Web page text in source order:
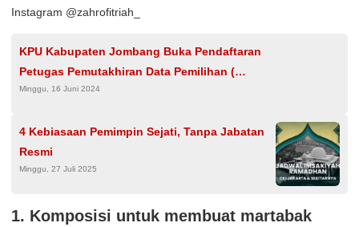
Instagram @zahrofitriah_
KPU Kabupaten Jombang Buka Pendaftaran
Petugas Pemutakhiran Data Pemilihan (
Pantarlih) Pemilihan Bupati dan Wakil Bupati
Minggu, 16 Juni 2024
4 Kebiasaan Pemimpin Sejati, Tanpa Jabatan
Resmi
Minggu, 27 Juli 2025
1. Komposisi untuk membuat martabak